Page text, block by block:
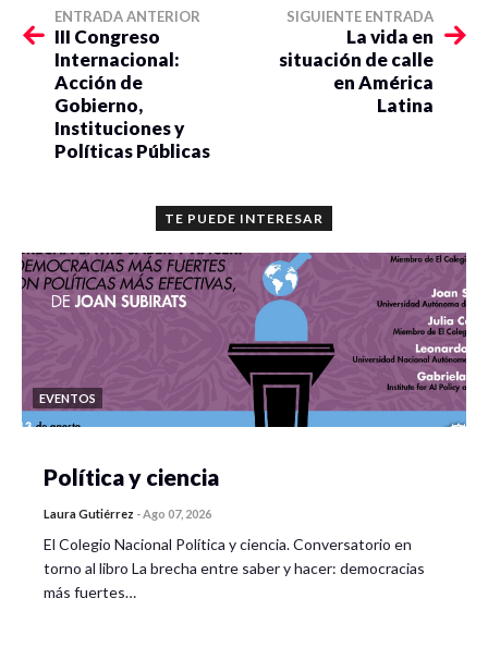
ENTRADA ANTERIOR
III Congreso
Internacional:
Acción de
Gobierno,
Instituciones y
Políticas Públicas
SIGUIENTE ENTRADA
La vida en
situación de calle
en América
Latina
TE PUEDE INTERESAR
EVENTOS
Política y ciencia
Laura Gutiérrez -Ago 07, 2026
El Colegio Nacional Política y ciencia. Conversatorio en
torno al libro La brecha entre saber y hacer: democracias
más fuertes…